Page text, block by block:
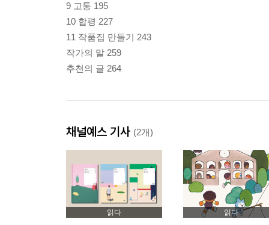
9 고통 195
10 합평 227
11 작품집 만들기 243
작가의 말 259
추천의 글 264
채널예스 기사 (2개)
읽다 읽다